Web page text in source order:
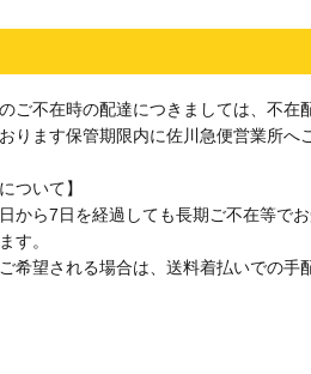
ご不在時の配達につきましては、不在
ります保管期限内に佐川急便営業所へ
ついて】
から7日を経過しても長期ご不在等で
す。
希望される場合は、送料着払いでの手